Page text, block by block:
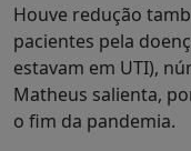
Houve redução
pacientes pela
estavam em UTI),
Matheus salienta,
o fim da pandemia.